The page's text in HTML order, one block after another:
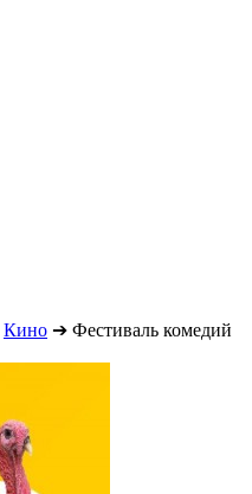
Кино ➔ Фестиваль комедий